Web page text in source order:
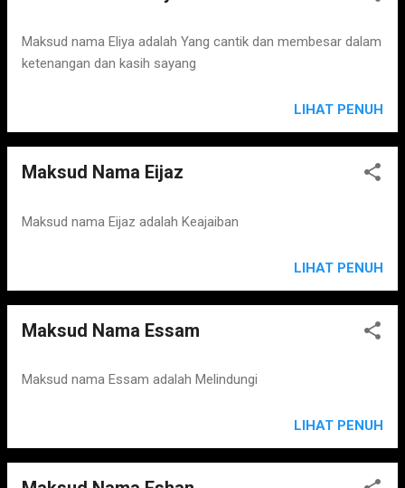
Maksud nama Eliya adalah Yang cantik dan membesar dalam
ketenangan dan kasih sayang
LIHAT PENUH
Maksud Nama Eijaz
Maksud nama Eijaz adalah Keajaiban
LIHAT PENUH
Maksud Nama Essam
Maksud nama Essam adalah Melindungi
LIHAT PENUH